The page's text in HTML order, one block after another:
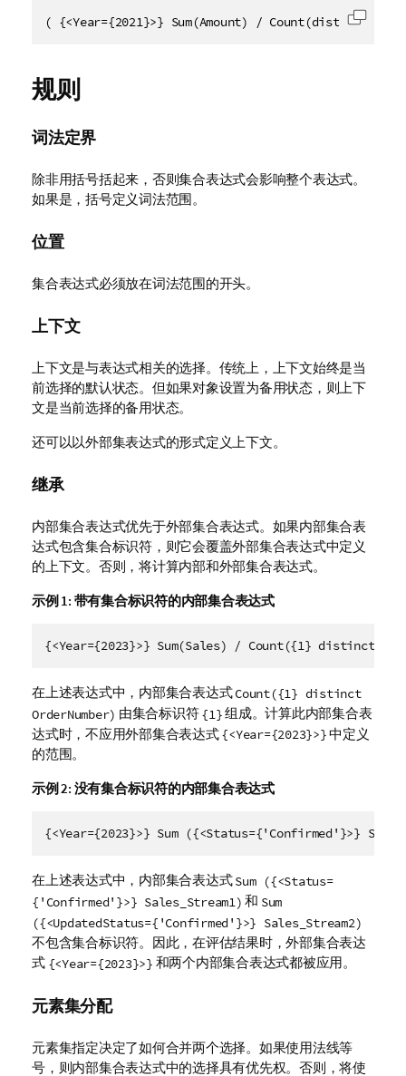
( {<Year={2021}>} Sum(Amount) / Count(distinct复制代
规则
词法定界
除非用括号括起来，否则集合表达式会影响整个表达式。
如果是，括号定义词法范围。
位置
集合表达式必须放在词法范围的开头。
上下文
上下文是与表达式相关的选择。传统上，上下文始终是当
前选择的默认状态。但如果对象设置为备用状态，则上下
文是当前选择的备用状态。
还可以以外部集表达式的形式定义上下文。
继承
内部集合表达式优先于外部集合表达式。如果内部集合表
达式包含集合标识符，则它会覆盖外部集合表达式中定义
的上下文。否则，将计算内部和外部集合表达式。
示例 1: 带有集合标识符的内部集合表达式
{<Year={2023}>} Sum(Sales) / Count({1} distinct
在上述表达式中，内部集合表达式Count({1} distinct
OrderNumber) 由集合标识符{1}组成。计算此内部集合表
达式时，不应用外部集合表达式{<Year={2023}>}中定义
的范围。
示例 2: 没有集合标识符的内部集合表达式
{<Year={2023}>} Sum ({<Status={'Confirmed'}>}
在上述表达式中，内部集合表达式Sum ({<Status=
{'Confirmed'}>} Sales_Stream1) 和 Sum
({<UpdatedStatus={'Confirmed'}>} Sales_Stream2)
不包含集合标识符。因此，在评估结果时，外部集合表达
式 {<Year={2023}>} 和两个内部集合表达式都被应用。
元素集分配
元素集指定决定了如何合并两个选择。如果使用法线等
号，则内部集合表达式中的选择具有优先权。否则，将使